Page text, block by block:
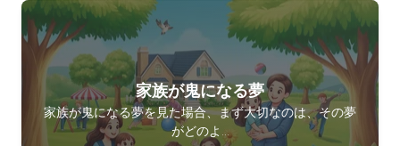
家族が鬼になる夢
家族が鬼になる夢を見た場合、まず大切なのは、その夢
がどのよ…